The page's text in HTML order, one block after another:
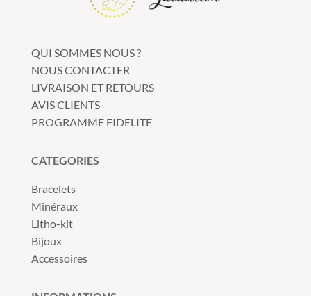
QUI SOMMES NOUS ?
NOUS CONTACTER
LIVRAISON ET RETOURS
AVIS CLIENTS
PROGRAMME FIDELITE
CATEGORIES
Bracelets
Minéraux
Litho-kit
Bijoux
Accessoires